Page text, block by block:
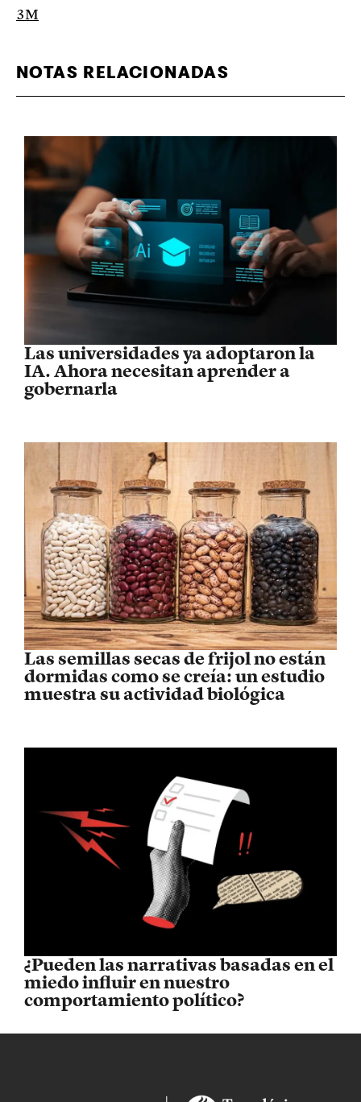
3M
NOTAS RELACIONADAS
Las universidades ya adoptaron la
IA. Ahora necesitan aprender a
gobernarla
Las semillas secas de frijol no están
dormidas como se creía: un estudio
muestra su actividad biológica
¿Pueden las narrativas basadas en el
miedo influir en nuestro
comportamiento político?